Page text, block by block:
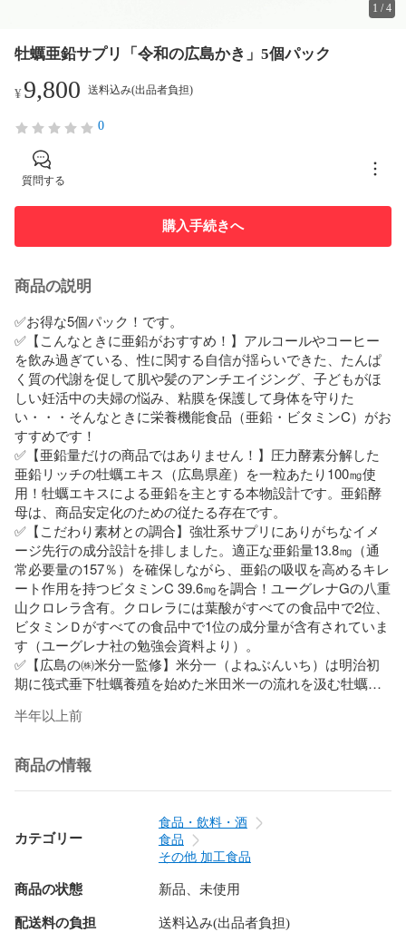
1 /4
牡蠣亜鉛サプリ「令和の広島かき」5個パック
¥9,800 送料込み(出品者負担)
0
質問する
購入手続きへ
商品の説明
✅お得な5個パック！です。
✅【こんなときに亜鉛がおすすめ！】アルコールやコーヒー
を飲み過ぎている、性に関する自信が揺らいできた、たんぱ
く質の代謝を促して肌や髪のアンチエイジング、子どもがほ
しい妊活中の夫婦の悩み、粘膜を保護して身体を守りた
い・・・そんなときに栄養機能食品（亜鉛・ビタミンC）がお
すすめです！
✅【亜鉛量だけの商品ではありません！】圧力酵素分解した
亜鉛リッチの牡蠣エキス（広島県産）を一粒あたり100㎎使
用！牡蠣エキスによる亜鉛を主とする本物設計です。亜鉛酵
母は、商品安定化のための従たる存在です。
✅【こだわり素材との調合】強壮系サプリにありがちなイメ
ージ先行の成分設計を排しました。適正な亜鉛量13.8㎎（通
常必要量の157％）を確保しながら、亜鉛の吸収を高めるキレ
ート作用を持つビタミンC 39.6㎎を調合！ユーグレナGの八重
山クロレラ含有。クロレラには葉酸がすべての食品中で2位、
ビタミンＤがすべての食品中で1位の成分量が含有されていま
す（ユーグレナ社の勉強会資料より）。
✅【広島の㈱米分一監修】米分一（よねぶんいち）は明治初
期に筏式垂下牡蠣養殖を始めた米田米一の流れを汲む牡蠣の
納品する信頼と実績。高品質の製品を適正な価格で提供する
✅【本物志向の証】題字は、内閣府にて元号「令和」を揮毫
（きごう）された茂住菁邨先生の粋な計らいによります。題
字に相応しい品質を追求すると共に、質感の高い商品です。
プレゼント等にも最適です。
✅【安全安心へのこだわり 】食に求められる厳しいニーズを
クリアする 日健栄協ＧＭＰ認証取得 ＦＳＳＣ２２０００ 認
✅【亜鉛・ビタミンCの両方で栄養機能食品の標準をクリ
ア！】亜鉛は、味覚を正常に保つのに必要な栄養素です。亜
半年以上前
商品の情報
カテゴリー
食品・飲料・酒
食品
その他 加工食品
商品の状態 新品、未使用
配送料の負担 送料込み(出品者負担)